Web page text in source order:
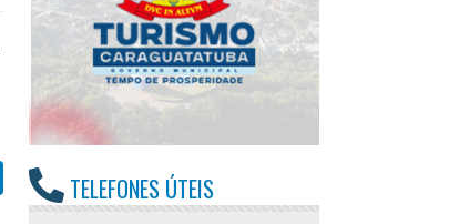
TELEFONES ÚTEIS